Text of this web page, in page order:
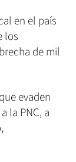
en el país
los
de mil
evaden
la PNC, a